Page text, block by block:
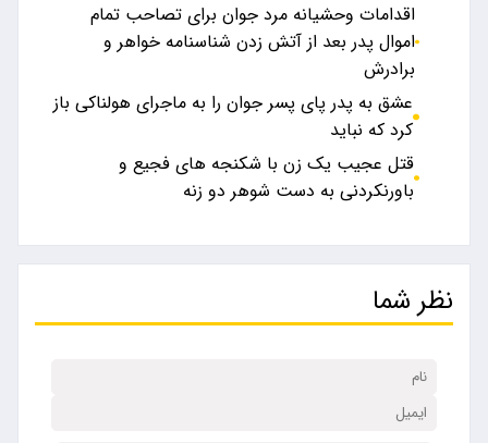
اقدامات وحشیانه مرد جوان برای تصاحب تمام
اموال پدر بعد از آتش زدن شناسنامه خواهر و
برادرش
عشق به پدر پای پسر جوان را به ماجرای هولناکی باز
کرد که نباید
قتل عجیب یک زن با شکنجه های فجیع و
باورنکردنی به دست شوهر دو زنه
نظر شما